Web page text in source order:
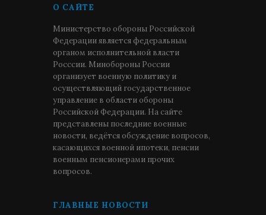
О САЙТЕ
Министерство обороны Российской
Федерации является федеральным
органом исполнительной власти
Росссии. Минобороны России
организует военную политику и
осуществляющий государственное
управление в области обороны
Российской Федерации. На сайте
представлены последние военные
новости, ведётся обсуждение вопросов,
касающихся военной ипотеки, пенсии
военным пенсионерами прочих
вопросов.
ГЛАВНЫЕ НОВОСТИ